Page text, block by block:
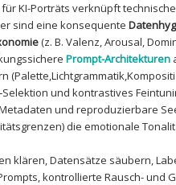
KI-Porträts verknüpft
sind eine⁣ konsequente
⁣(z. B. ⁢Valenz, ⁣Arousal,
Prompt-Architekturen
​und kontrastives
und reproduzierbare
‌die emotionale
klären, Datensätze säubern,
kontrollierte Rausch- und